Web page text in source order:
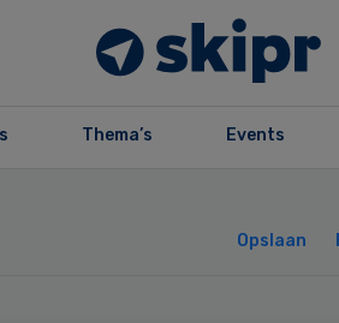
Thema’s Events
Opslaan